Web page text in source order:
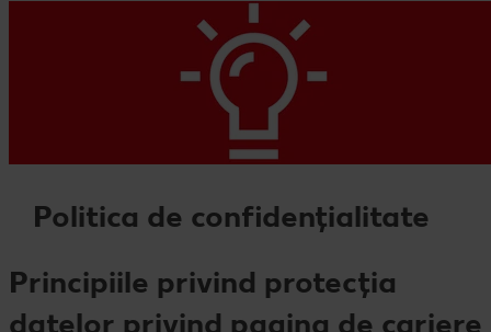
Politica de confidențialitate
Principiile privind protecția
datelor privind pagina de cariere